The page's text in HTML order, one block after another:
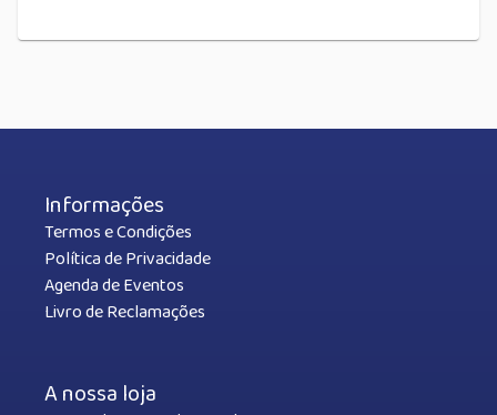
Informações
Termos e Condições
Política de Privacidade
Agenda de Eventos
Livro de Reclamações
A nossa loja